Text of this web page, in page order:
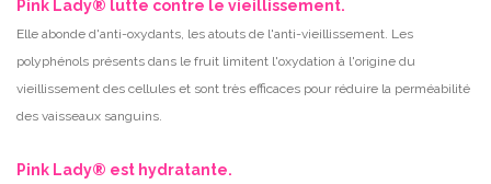
Pink Lady® lutte contre le vieillissement.
Elle abonde d'anti-oxydants, les atouts de l'anti-vieillissement. Les
polyphénols présents dans le fruit limitent l'oxydation à l'origine du
vieillissement des cellules et sont très efficaces pour réduire la perméabilité
des vaisseaux sanguins.
Pink Lady® est hydratante.